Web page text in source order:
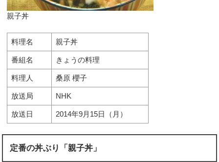
親子丼
料理名 親子丼
番組名 きょうの料理
料理人 桑原 櫻子
放送局 NHK
放送日 2014年9月15日（月）
定番の丼ぶり「親子丼」